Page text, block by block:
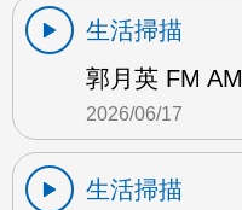
生活掃描
郭月英 FM AM
2026/06/17
生活掃描